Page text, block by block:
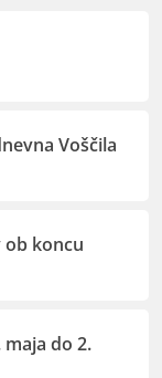
Voščila
ob koncu
do 2.